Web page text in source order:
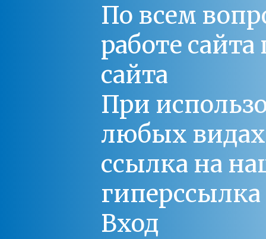
По всем
работе
сайта
При
любых
ссылка на
Вход